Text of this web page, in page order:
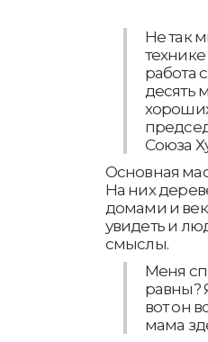
Не так
работа
десять
Союза
Основная
На них
домами и
увидеть и
смыслы.
Меня
равны?
вот он
мама